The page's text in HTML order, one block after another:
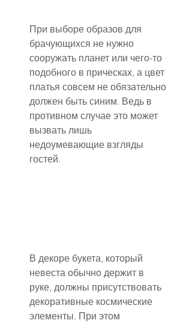
При выборе образов для
брачующихся не нужно
сооружать планет или чего-то
подобного в прическах, а цвет
платья совсем не обязательно
должен быть синим. Ведь в
противном случае это может
вызвать лишь
недоумевающие взгляды
гостей.
В декоре букета, который
невеста обычно держит в
руке, должны присутствовать
декоративные космические
элементы. При этом